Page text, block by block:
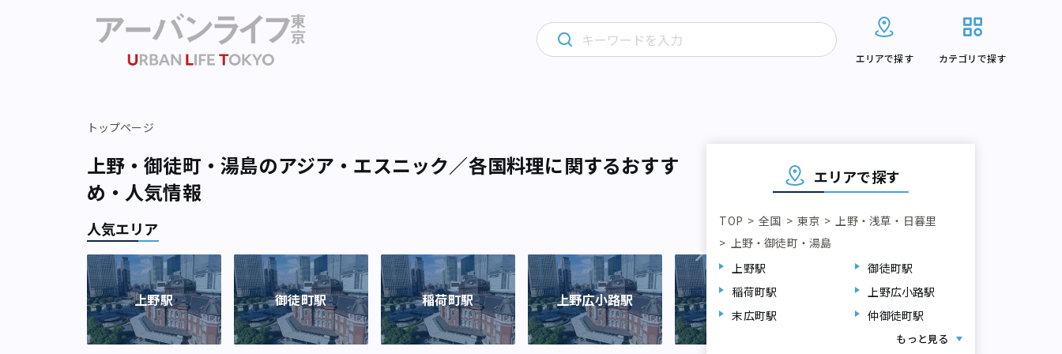
エリアで探す カテゴリで探す
トップページ
上野・御徒町・湯島のアジア・エスニック／各国料理に関するおすす
め・人気情報
人気エリア
上野駅 御徒町駅 稲荷町駅 上野広小路駅 末広町駅 仲御徒町駅
エリアで探す
TOP 全国 東京
上野・浅草・日暮里
上野・御徒町・湯島
上野駅
御徒町駅
稲荷町駅
上野広小路駅
末広町駅
仲御徒町駅
もっと見る